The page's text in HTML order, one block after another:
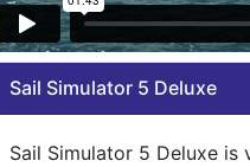
Sail Simulator 5 Deluxe
Sail Simulator 5 Deluxe is